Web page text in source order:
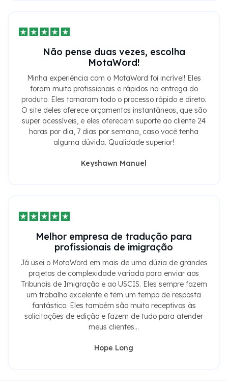
Não pense duas vezes, escolha
MotaWord!
Minha experiência com o MotaWord foi incrível! Eles
foram muito profissionais e rápidos na entrega do
produto. Eles tornaram todo o processo rápido e direto.
O site deles oferece orçamentos instantâneos, que são
super acessíveis, e eles oferecem suporte ao cliente 24
horas por dia, 7 dias por semana, caso você tenha
alguma dúvida. Qualidade superior!
Keyshawn Manuel
Melhor empresa de tradução para
profissionais de imigração
Já usei o MotaWord em mais de uma dúzia de grandes
projetos de complexidade variada para enviar aos
Tribunais de Imigração e ao USCIS. Eles sempre fazem
um trabalho excelente e têm um tempo de resposta
fantástico. Eles também são muito receptivos às
solicitações de edição e fazem de tudo para atender
meus clientes...
Hope Long